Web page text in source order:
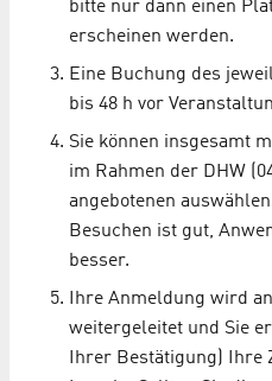
bitte nur dann einen
erscheinen werden.
Eine Buchung des
bis 48 h vor
Sie können insgesamt
im Rahmen der DHW
angebotenen
Besuchen ist gut,
besser.
Ihre Anmeldung wird
weitergeleitet und Sie
Ihrer Bestätigung) Ihre